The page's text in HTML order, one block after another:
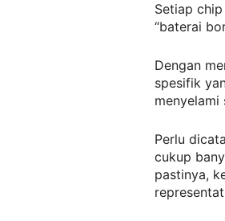
Setiap
“baterai
Dengan
spesifik
menyelami
Perlu
cukup
pastinya,